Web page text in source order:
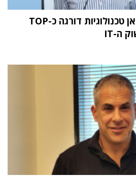
מחקר STKI השנתי: וואן טכנולוגיות דורגה כ-TOP